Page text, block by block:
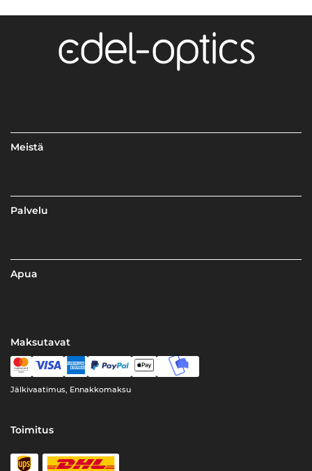
Meistä
Palvelu
Apua
Maksutavat
Jälkivaatimus, Ennakkomaksu
Toimitus